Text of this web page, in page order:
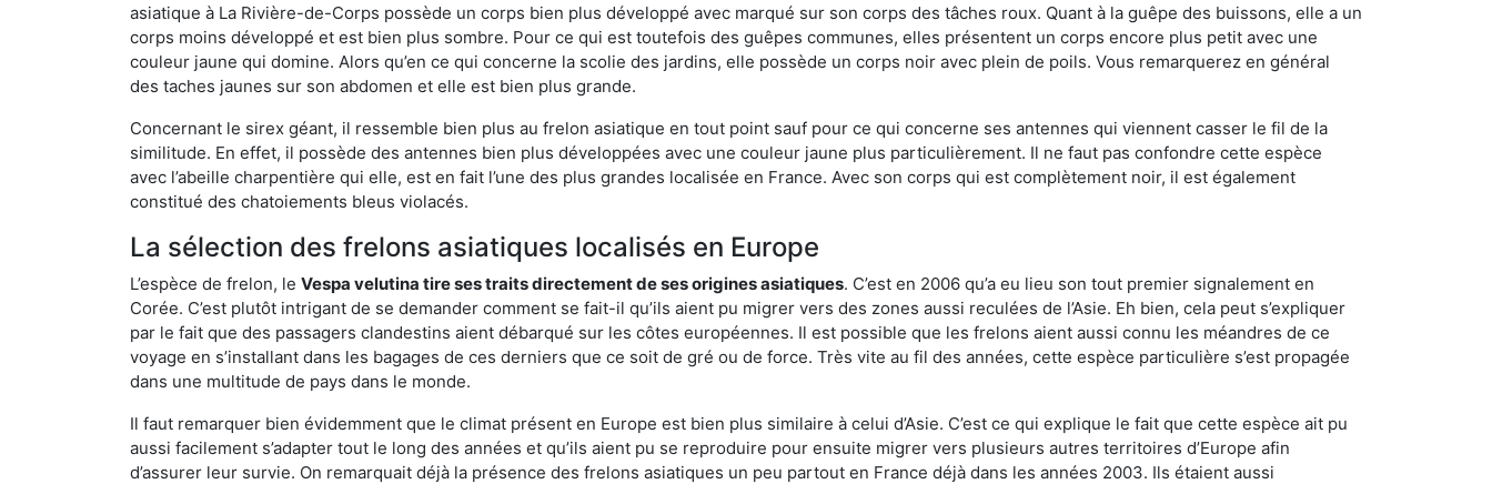
asiatique à La Rivière-de-Corps possède un corps bien plus développé avec marqué sur son corps des tâches roux. Quant à la guêpe des buissons, elle a un
corps moins développé et est bien plus sombre. Pour ce qui est toutefois des guêpes communes, elles présentent un corps encore plus petit avec une
couleur jaune qui domine. Alors qu’en ce qui concerne la scolie des jardins, elle possède un corps noir avec plein de poils. Vous remarquerez en général
des taches jaunes sur son abdomen et elle est bien plus grande.
Concernant le sirex géant, il ressemble bien plus au frelon asiatique en tout point sauf pour ce qui concerne ses antennes qui viennent casser le fil de la
similitude. En effet, il possède des antennes bien plus développées avec une couleur jaune plus particulièrement. Il ne faut pas confondre cette espèce
avec l’abeille charpentière qui elle, est en fait l’une des plus grandes localisée en France. Avec son corps qui est complètement noir, il est également
constitué des chatoiements bleus violacés.
La sélection des frelons asiatiques localisés en Europe
L’espèce de frelon, le Vespa velutina tire ses traits directement de ses origines asiatiques. C’est en 2006 qu’a eu lieu son tout premier signalement en
Corée. C’est plutôt intrigant de se demander comment se fait-il qu’ils aient pu migrer vers des zones aussi reculées de l’Asie. Eh bien, cela peut s’expliquer
par le fait que des passagers clandestins aient débarqué sur les côtes européennes. Il est possible que les frelons aient aussi connu les méandres de ce
voyage en s’installant dans les bagages de ces derniers que ce soit de gré ou de force. Très vite au fil des années, cette espèce particulière s’est propagée
dans une multitude de pays dans le monde.
Il faut remarquer bien évidemment que le climat présent en Europe est bien plus similaire à celui d’Asie. C’est ce qui explique le fait que cette espèce ait pu
aussi facilement s’adapter tout le long des années et qu’ils aient pu se reproduire pour ensuite migrer vers plusieurs autres territoires d’Europe afin
d’assurer leur survie. On remarquait déjà la présence des frelons asiatiques un peu partout en France déjà dans les années 2003. Ils étaient aussi